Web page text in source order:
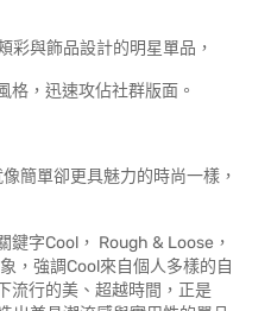
彩與飾品設計的明星單品，
格，迅速攻佔社群版面。
簡單卻更具魅力的時尚一樣，
鍵字Cool， Rough & Loose，
，強調Cool來自個人多樣的自
流行的美、超越時間，正是